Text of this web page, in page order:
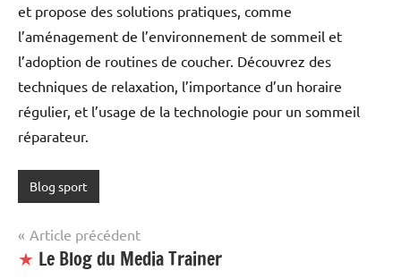
et propose des solutions pratiques, comme
l’aménagement de l’environnement de sommeil et
l’adoption de routines de coucher. Découvrez des
techniques de relaxation, l’importance d’un horaire
régulier, et l’usage de la technologie pour un sommeil
réparateur.
Blog sport
Navigation
de
Article précédent
★ Le Blog du Media Trainer